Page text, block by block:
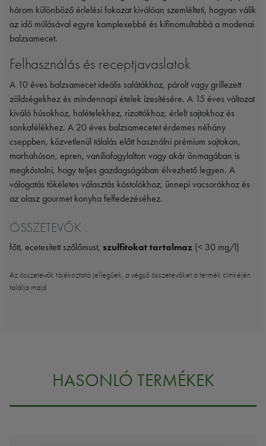
három különböző érlelési fokozat kiválóan szemlélteti, hogyan válik
az idő múlásával egyre komplexebbé és kifinomultabbá a modenai
balzsamecet.
Felhasználás és receptjavaslatok
A 10 éves balzsamecet ideális salátákhoz, párolt vagy grillezett
zöldségekhez és mindennapi ételek ízesítésére. A 15 éves változat
kiváló húsokhoz, halételekhez, rizottókhoz, érlelt sajtokhoz és
sonkafélékhez. A 20 éves balzsamecetet érdemes néhány
cseppben, közvetlenül tálalás előtt használni prémium sajtokon,
marhahúson, epren, vaníliafagylalton vagy akár önmagában is
megkóstolni, hogy teljes gazdagságában élvezhető legyen. A
válogatás tökéletes választás kóstolókhoz, ünnepi vacsorákhoz és
az olasz gourmet konyha felfedezéséhez.
ÖSSZETEVŐK
főtt, ecetesített szőlőmust, szulfitokat tartalmaz (< 30 mg/l)
Az összetevők tájékoztató jellegűek, a végső összetevőket a termék cimkéjén
találja majd
HASONLÓ TERMÉKEK